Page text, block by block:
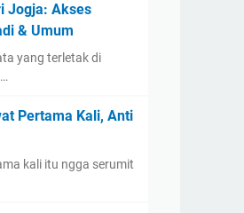
Jogja: Akses
& Umum
yang terletak di
Pertama Kali, Anti
kali itu ngga serumit